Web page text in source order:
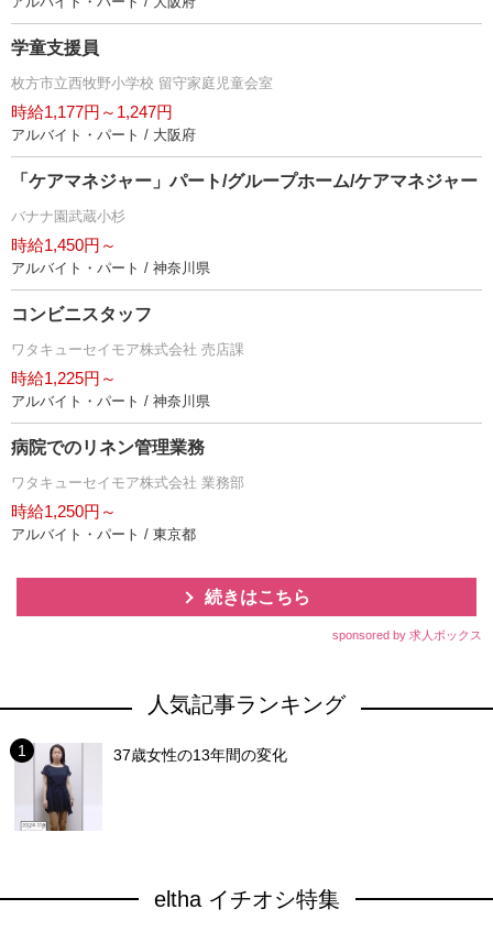
学童支援員
枚方市立西牧野小学校 留守家庭児童会室
時給1,177円～1,247円
アルバイト・パート / 大阪府
「ケアマネジャー」パート/グループホーム/ケアマネジャー
バナナ園武蔵小杉
時給1,450円～
アルバイト・パート / 神奈川県
コンビニスタッフ
ワタキューセイモア株式会社 売店課
時給1,225円～
アルバイト・パート / 神奈川県
病院でのリネン管理業務
ワタキューセイモア株式会社 業務部
時給1,250円～
アルバイト・パート / 東京都
続きはこちら
sponsored by 求人ボックス
人気記事ランキング
37歳女性の13年間の変化
eltha イチオシ特集